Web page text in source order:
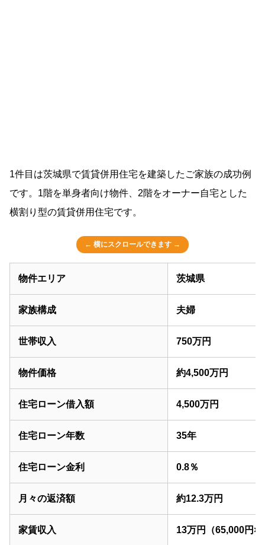
1件目は茨城県で賃貸併用住宅を建築したご家族の成功例
です。1階を単身者向け物件、2階をオーナー自宅とした
横割り型の賃貸併用住宅です。
物件エリア 茨城県
家族構成 夫婦
世帯収入 750万円
物件価格 約4,500万円
住宅ローン借入額 4,500万円
住宅ローン年数 35年
住宅ローン金利 0.8％
月々の返済額 約12.3万円
家賃収入 13万円（65,000円